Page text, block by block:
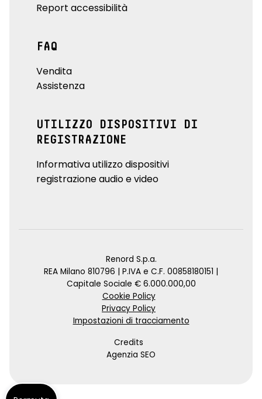
Report accessibilità
FAQ
Vendita
Assistenza
UTILIZZO DISPOSITIVI DI
REGISTRAZIONE
Informativa utilizzo dispositivi
registrazione audio e video
Renord S.p.a.
REA Milano 810796 | P.IVA e C.F. 00858180151 |
Capitale Sociale € 6.000.000,00
Cookie Policy
Privacy Policy
Impostazioni di tracciamento
Credits
Agenzia SEO